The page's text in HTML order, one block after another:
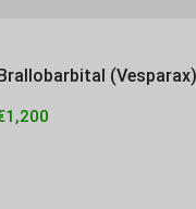
(Vesparax)
1,200